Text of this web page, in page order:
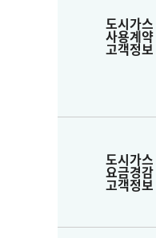
도시가스
사용계약
고객정보
도시가스
요금경감
고객정보